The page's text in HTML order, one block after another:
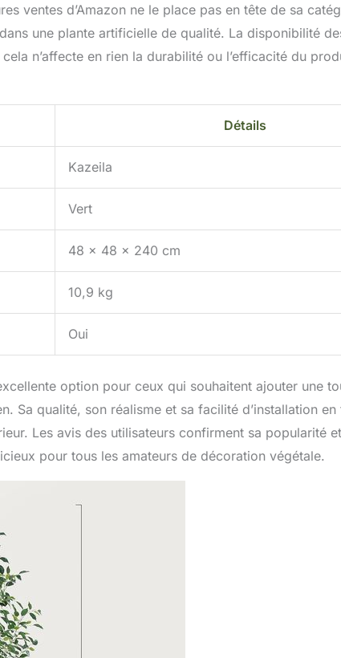
ventes d’Amazon ne le place pas en tête de sa
une plante artificielle de qualité. La disponibilité
n’affecte en rien la durabilité ou l’efficacité du
Détails
Kazeila
Vert
48 x 48 x 240 cm
10,9 kg
Oui
option pour ceux qui souhaitent ajouter une
Sa qualité, son réalisme et sa facilité d’installation
Les avis des utilisateurs confirment sa popularité
pour tous les amateurs de décoration végétale.